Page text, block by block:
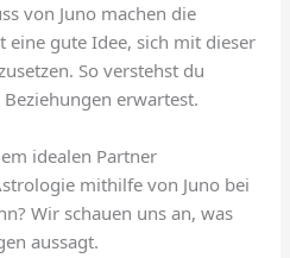
von Juno machen die
eine gute Idee, sich mit dieser
So verstehst du
erwartest.
idealen Partner
mithilfe von Juno bei
Wir schauen uns an, was
aussagt.